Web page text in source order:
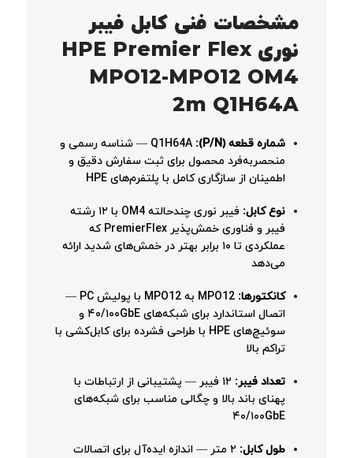
مشخصات فنی کابل فیبر
نوری HPE Premier Flex
MPO12-MPO12 OM4
2m Q1H64A
شماره قطعه (P/N):
Q1H64A — شناسه رسمی و
منحصربه‌فرد محصول برای ثبت سفارش دقیق و
اطمینان از سازگاری کامل با پلتفرم‌های HPE
نوع کابل:
فیبر نوری چندحالته OM4 با ۱۲ رشته
فیبر و فناوری خمش‌پذیر PremierFlex که
عملکردی تا ۱۰ برابر بهتر در خمش‌های شدید ارائه
می‌دهد
کانکتورها:
MPO12 به MPO12 با پولیش PC —
اتصال استاندارد برای شبکه‌های ۴۰/۱۰۰GbE و
سوئیچ‌های HPE با طراحی فشرده برای کابل‌کشی با
تراکم بالا
تعداد فیبر:
۱۲ فیبر — پشتیبانی از ارتباطات با
پهنای باند بالا و چگالی مناسب برای شبکه‌های
۴۰/۱۰۰GbE
طول کابل:
۲ متر — اندازه ایده‌آل برای اتصالات